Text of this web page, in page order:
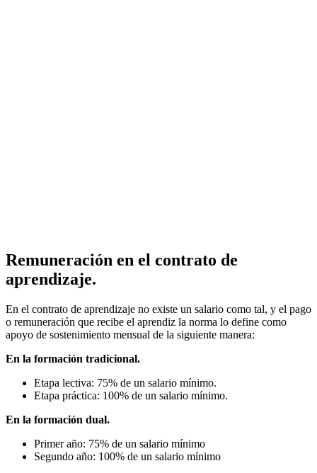
Remuneración en el contrato de
aprendizaje.
En el contrato de aprendizaje no existe un salario como tal, y el pago
o remuneración que recibe el aprendiz la norma lo define como
apoyo de sostenimiento mensual de la siguiente manera:
En la formación tradicional.
Etapa lectiva: 75% de un salario mínimo.
Etapa práctica: 100% de un salario mínimo.
En la formación dual.
Primer año: 75% de un salario mínimo
Segundo año: 100% de un salario mínimo